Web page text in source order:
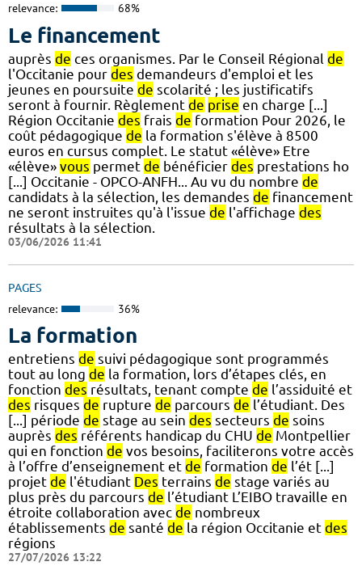
relevance: 68%
Le financement
auprès de ces organismes. Par le Conseil Régional de
l'Occitanie pour des demandeurs d'emploi et les
jeunes en poursuite de scolarité ; les justificatifs
seront à fournir. Règlement de prise en charge [...]
Région Occitanie des frais de formation Pour 2026, le
coût pédagogique de la formation s'élève à 8500
euros en cursus complet. Le statut «élève» Etre
«élève» vous permet de bénéficier des prestations ho
[...] Occitanie - OPCO-ANFH... Au vu du nombre de
candidats à la sélection, les demandes de financement
ne seront instruites qu'à l'issue de l'affichage des
résultats à la sélection.
03/06/2026 11:41
PAGES
relevance: 36%
La formation
entretiens de suivi pédagogique sont programmés
tout au long de la formation, lors d’étapes clés, en
fonction des résultats, tenant compte de l’assiduité et
des risques de rupture de parcours de l’étudiant. Des
[...] période de stage au sein des secteurs de soins
auprès des référents handicap du CHU de Montpellier
qui en fonction de vos besoins, faciliterons votre accès
à l’offre d’enseignement et de formation de l’ét [...]
projet de l'étudiant Des terrains de stage variés au
plus près du parcours de l’étudiant L’EIBO travaille en
étroite collaboration avec de nombreux
établissements de santé de la région Occitanie et des
régions
27/07/2026 13:22